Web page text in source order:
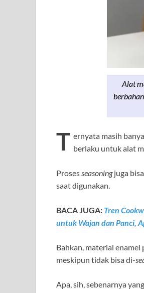
Alat
T ernyata masih
berlaku untuk alat
Prosesseasoningjuga
saat digunakan.
BACA JUGA: Tren
untuk Wajan dan Panci,
Bahkan, material enamel
meskipun tidak bisa di-
Apa, sih, sebenarnya